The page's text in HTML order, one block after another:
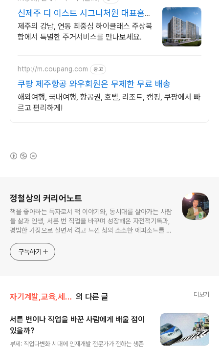
신제주 디 이스트 시그니처원 대표홈페
이지
제주의 강남, 연동 최중심 하이클래스 주상복
합에서 특별한 주거서비스를 만나보세요.
http://m.coupang.com 광고
쿠팡 제주항공 와우회원은 무제한 무료 배송
해외여행, 국내여행, 항공권, 호텔, 리조트, 캠핑, 쿠팡에서 빠
르고 편리하게!
정철상의 커리어노트
책을 좋아하는 독자로서 책 이야기와, 동시대를 살아가는 사람
들 삶과 인생, 서른 번 직업을 바꾸며 성장해온 자전적기록과,
평범한 가장으로 살면서 겪고 느낀 삶의 소소한 에피소드를 전
고픈 커리어코치, 유튜브: 정교수의 인생수업
구독하기
자기계발,교육,세미나 의 다른 글 더보기
서른 번이나 직업을 바꾼 사람에게 배울 점이
있을까?
부제: 직업다변화 시대에 인재개발 전문가가 전하는 생존